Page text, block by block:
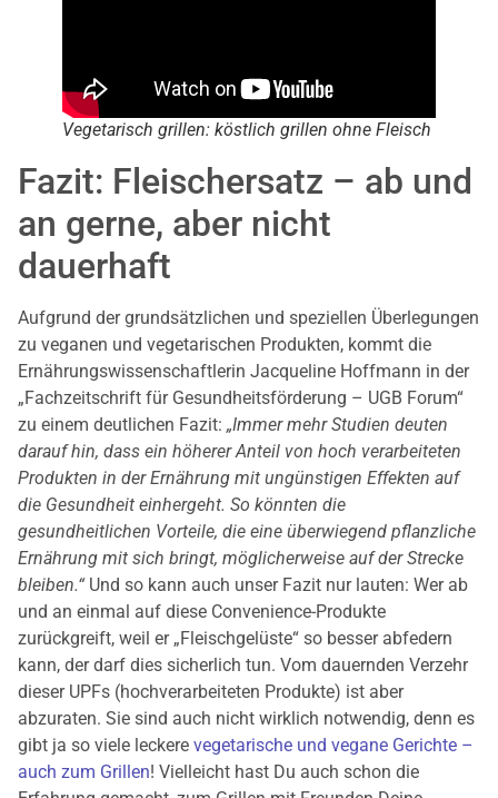
Vegetarisch grillen: köstlich grillen ohne Fleisch
Fazit: Fleischersatz – ab und
an gerne, aber nicht
dauerhaft
Aufgrund der grundsätzlichen und speziellen Überlegungen
zu veganen und vegetarischen Produkten, kommt die
Ernährungswissenschaftlerin Jacqueline Hoffmann in der
„Fachzeitschrift für Gesundheitsförderung – UGB Forum“
zu einem deutlichen Fazit: „Immer mehr Studien deuten
darauf hin, dass ein höherer Anteil von hoch verarbeiteten
Produkten in der Ernährung mit ungünstigen Effekten auf
die Gesundheit einhergeht. So könnten die
gesundheitlichen Vorteile, die eine überwiegend pflanzliche
Ernährung mit sich bringt, möglicherweise auf der Strecke
bleiben.“Und so kann auch unser Fazit nur lauten: Wer ab
und an einmal auf diese Convenience-Produkte
zurückgreift, weil er „Fleischgelüste“ so besser abfedern
kann, der darf dies sicherlich tun. Vom dauernden Verzehr
dieser UPFs (hochverarbeiteten Produkte) ist aber
abzuraten. Sie sind auch nicht wirklich notwendig, denn es
gibt ja so viele leckere vegetarische und vegane Gerichte –
auch zum Grillen! Vielleicht hast Du auch schon die